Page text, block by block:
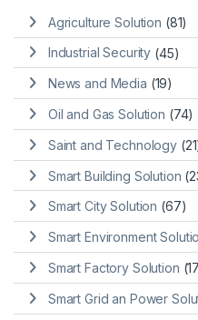
Agriculture Solution (81)
Industrial Security (45)
News and Media (19)
Oil and Gas Solution (74)
Saint and Technology
Smart Building Solution
Smart City Solution (67)
Smart Environment
Smart Factory Solution
Smart Grid an Power